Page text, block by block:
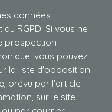
données
RGPD. Si vous ne
prospection
vous pouvez
la liste d'opposition
prévu par l'article
sur le site